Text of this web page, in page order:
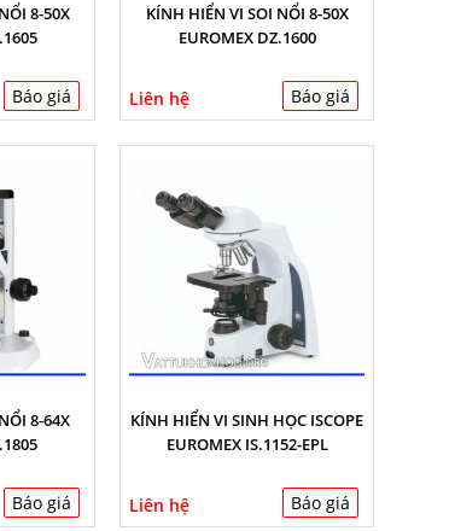
8-50X
Báo giá
KÍNH HIỂN VI SOI NỔI 8-50X
EUROMEX DZ.1600
Liên hệ Báo giá
8-64X
Báo giá
KÍNH HIỂN VI SINH HỌC ISCOPE
EUROMEX IS.1152-EPL
Liên hệ Báo giá